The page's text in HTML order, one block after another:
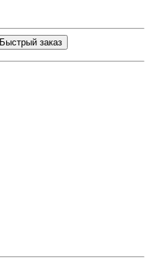
Быстрый заказ